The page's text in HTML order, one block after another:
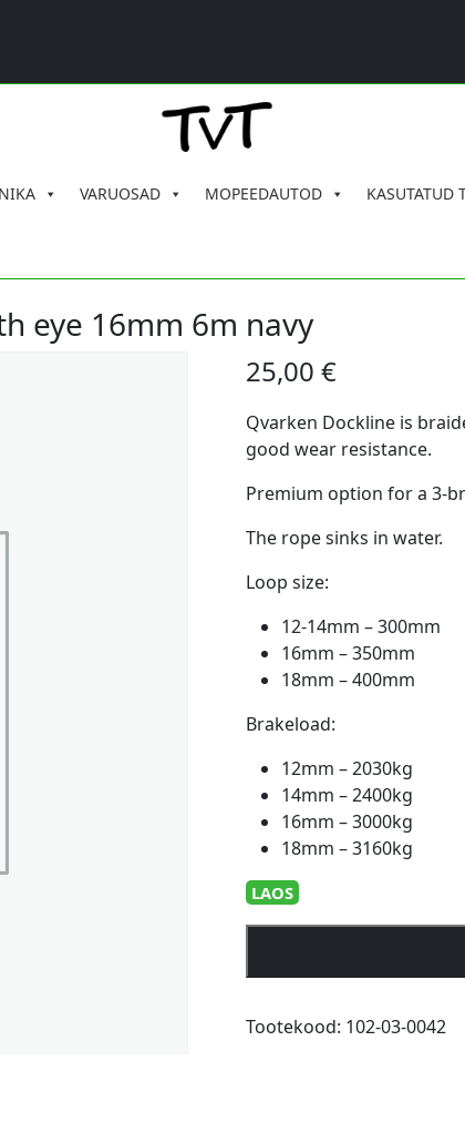
VARUOSAD MOPEEDAUTOD KASUTATUD
eye 16mm 6m navy
25,00€
Qvarken Dockline is
good wear resistance.
Premium option for a 3-
The rope sinks in water.
Loop size:
12-14mm – 300mm
16mm – 350mm
18mm – 400mm
Brakeload:
12mm – 2030kg
14mm – 2400kg
16mm – 3000kg
18mm – 3160kg
LAOS
Dockline
Tootekood: 102-03-0042